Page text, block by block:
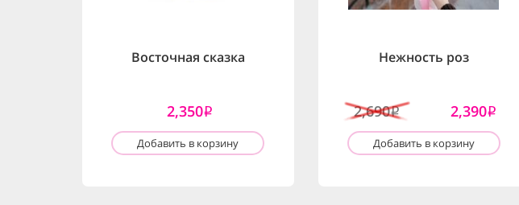
Восточная сказка
2,350i
Добавить в корзину
Нежность роз
2,690i 2,390i
Добавить в корзину